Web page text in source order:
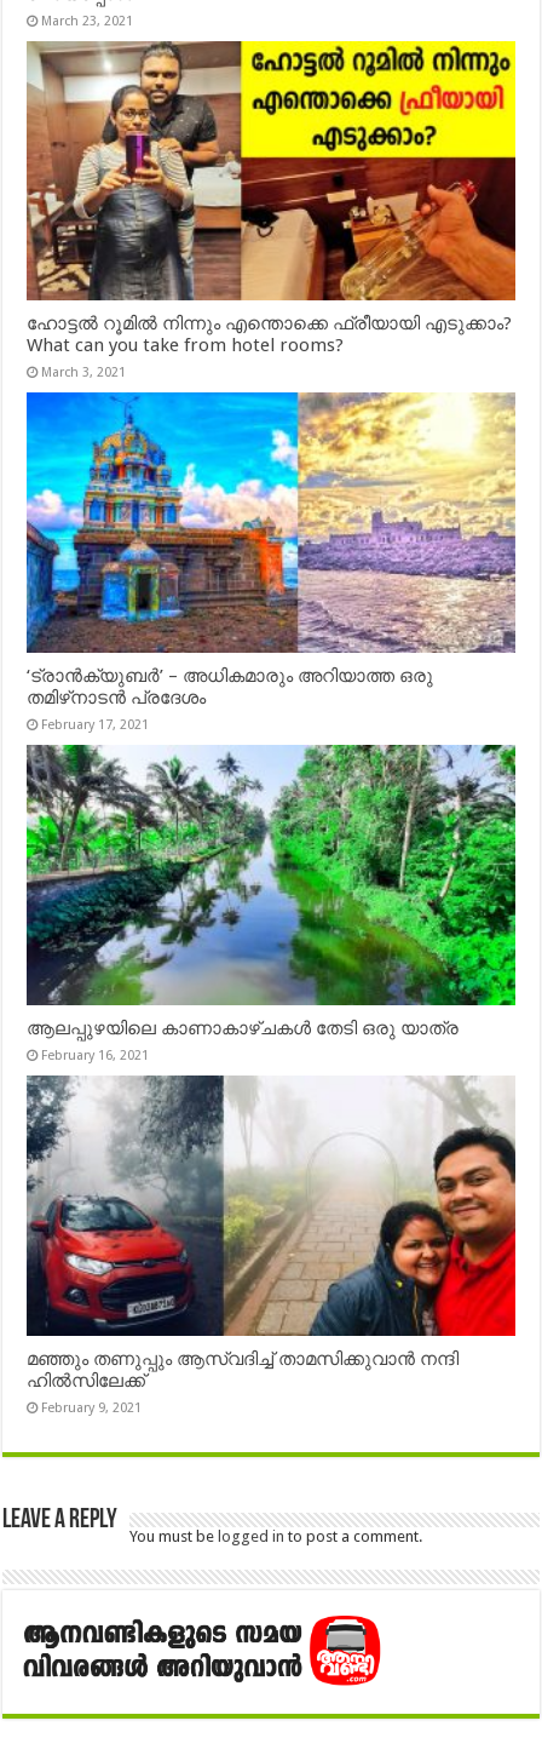
March 23, 2021
ഹോട്ടൽ റൂമിൽ നിന്നും എന്തൊക്കെ ഫ്രീയായി എടുക്കാം?
What can you take from hotel rooms?
March 3, 2021
‘ട്രാൻക്യുബർ’ – അധികമാരും അറിയാത്ത ഒരു
തമിഴ്‌നാടൻ പ്രദേശം
February 17, 2021
ആലപ്പുഴയിലെ കാണാകാഴ്ചകൾ തേടി ഒരു യാത്ര
February 16, 2021
മഞ്ഞും തണുപ്പും ആസ്വദിച്ച് താമസിക്കുവാൻ നന്ദി
ഹിൽസിലേക്ക്
February 9, 2021
Leave a Reply
You must belogged in to post a comment.